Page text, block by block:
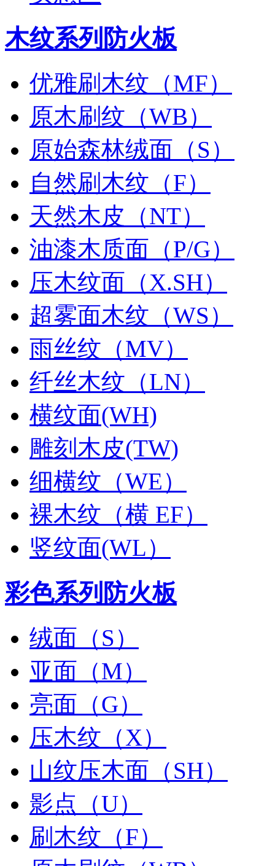
木纹系列防火板
优雅刷木纹（MF）
原木刷纹（WB）
原始森林绒面（S）
自然刷木纹（F）
天然木皮（NT）
油漆木质面（P/G）
压木纹面（X.SH）
超雾面木纹（WS）
雨丝纹（MV）
纤丝木纹（LN）
横纹面(WH)
雕刻木皮(TW)
细横纹（WE）
裸木纹（横 EF）
竖纹面(WL）
彩色系列防火板
绒面（S）
亚面（M）
亮面（G）
压木纹（X）
山纹压木面（SH）
影点（U）
刷木纹（F）